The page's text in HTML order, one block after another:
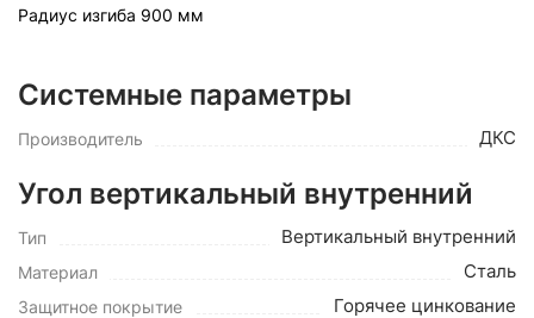
Радиус изгиба 900 мм
Системные параметры
Производитель ДКС
Угол вертикальный внутренний
Тип Вертикальный внутренний
Материал Сталь
Защитное покрытие Горячее цинкование